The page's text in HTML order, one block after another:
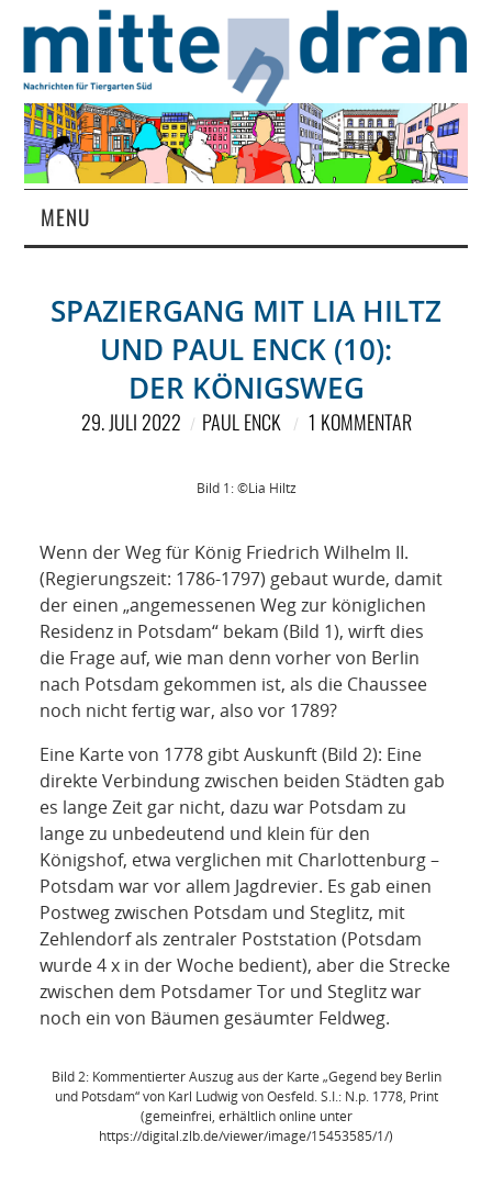
MENU
MAGAZIN
ÜBER UNS
RUBRIKEN
SPONSORING
KONTAKT
SPAZIERGANG MIT LIA HILTZ
UND PAUL ENCK (10):
DER KÖNIGSWEG
29. JULI 2022 PAUL ENCK 1 KOMMENTAR
Bild 1: ©Lia Hiltz
Wenn der Weg für König Friedrich Wilhelm II.
(Regierungszeit: 1786-1797) gebaut wurde, damit
der einen „angemessenen Weg zur königlichen
Residenz in Potsdam“ bekam (Bild 1), wirft dies
die Frage auf, wie man denn vorher von Berlin
nach Potsdam gekommen ist, als die Chaussee
noch nicht fertig war, also vor 1789?
Eine Karte von 1778 gibt Auskunft (Bild 2): Eine
direkte Verbindung zwischen beiden Städten gab
es lange Zeit gar nicht, dazu war Potsdam zu
lange zu unbedeutend und klein für den
Königshof, etwa verglichen mit Charlottenburg –
Potsdam war vor allem Jagdrevier. Es gab einen
Postweg zwischen Potsdam und Steglitz, mit
Zehlendorf als zentraler Poststation (Potsdam
wurde 4 x in der Woche bedient), aber die Strecke
zwischen dem Potsdamer Tor und Steglitz war
noch ein von Bäumen gesäumter Feldweg.
Bild 2: Kommentierter Auszug aus der Karte „Gegend bey Berlin
und Potsdam“ von Karl Ludwig von Oesfeld. S.I.: N.p. 1778, Print
(gemeinfrei, erhältlich online unter
https://digital.zlb.de/viewer/image/15453585/1/)